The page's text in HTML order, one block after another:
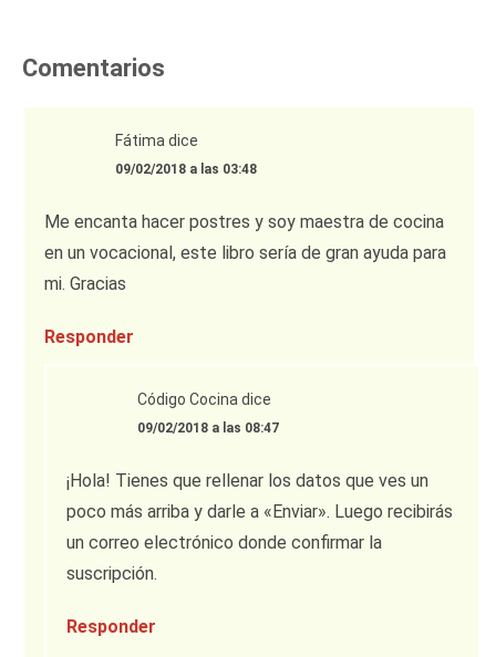
Comentarios
Fátima dice
09/02/2018 a las 03:48
Me encanta hacer postres y soy maestra de cocina
en un vocacional, este libro sería de gran ayuda para
mi. Gracias
Responder
Código Cocina dice
09/02/2018 a las 08:47
¡Hola! Tienes que rellenar los datos que ves un
poco más arriba y darle a «Enviar». Luego recibirás
un correo electrónico donde confirmar la
suscripción.
Responder